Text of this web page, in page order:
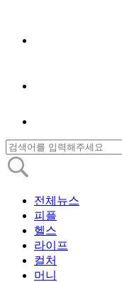
전체뉴스
피플
헬스
라이프
컬처
머니